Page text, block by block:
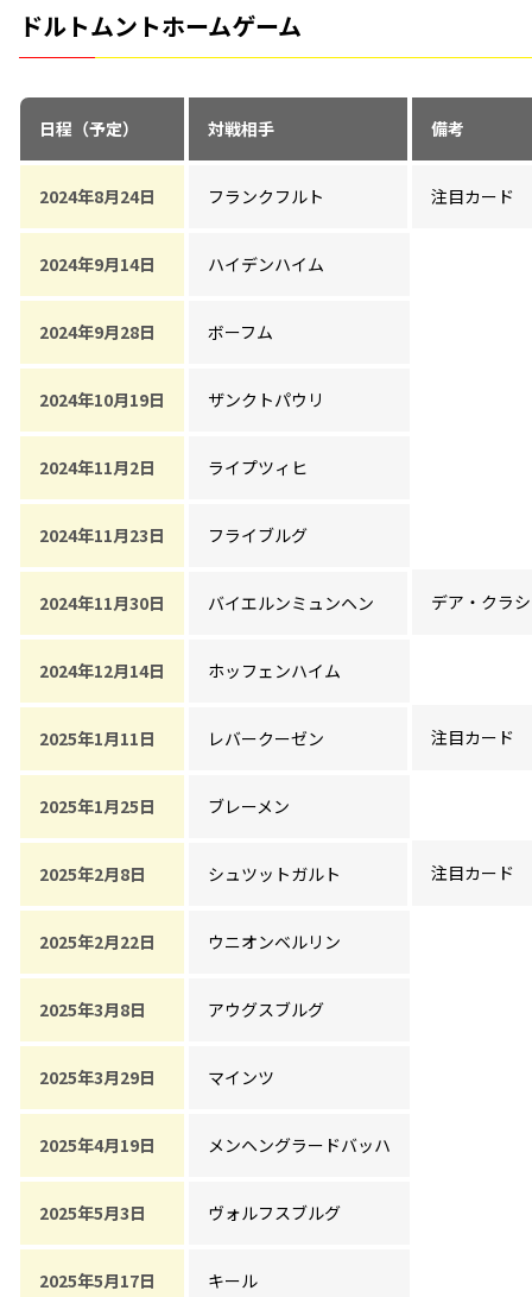
ドルトムントホームゲーム
日程（予定） 対戦相手 備考
2024年8月24日 フランクフルト 注目カード
2024年9月14日 ハイデンハイム
2024年9月28日 ボーフム
2024年10月19日 ザンクトパウリ
2024年11月2日 ライプツィヒ
2024年11月23日 フライブルグ
2024年11月30日 バイエルンミュンヘン デア・クラ
2024年12月14日 ホッフェンハイム
2025年1月11日 レバークーゼン 注目カード
2025年1月25日 ブレーメン
2025年2月8日 シュツットガルト 注目カード
2025年2月22日 ウニオンベルリン
2025年3月8日 アウグスブルグ
2025年3月29日 マインツ
2025年4月19日 メンヘングラードバッハ
2025年5月3日 ヴォルフスブルグ
2025年5月17日 キール